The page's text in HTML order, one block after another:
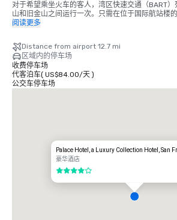
对于希望乘坐火车的客人，湾区快速交通（BART
山和旧金山之间运行一次。只需在位于国际航站楼
山的列车即可。在蒙哥马利街站下车。皇宫酒店位
阅读更多
Distance from airport 12.7 mi
区域内的停车场
收费停车场
代客泊车( US$84.00/天)
公交车停车场
Palace Hotel, a Luxury Collection Hotel, San
豪华酒店
4/5